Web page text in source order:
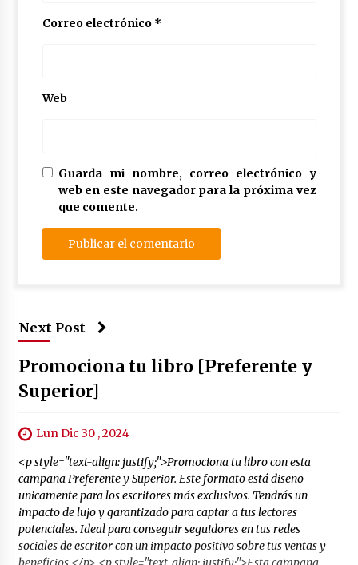
Correo electrónico *
Web
Guarda mi nombre, correo electrónico y
web en este navegador para la próxima vez
que comente.
Next Post
Promociona tu libro [Preferente y
Superior]
Lun Dic 30 , 2024
<p style="text-align: justify;">Promociona tu libro con esta
campaña Preferente y Superior. Este formato está diseño
unicamente para los escritores más exclusivos. Tendrás un
impacto de lujo y garantizado para captar a tus lectores
potenciales. Ideal para conseguir seguidores en tus redes
sociales de escritor con un impacto positivo sobre tus ventas y